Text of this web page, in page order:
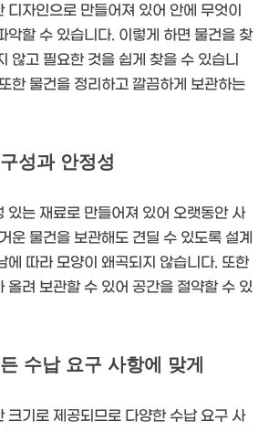
디자인으로 만들어져 있어 안에 무엇이
악할 수 있습니다. 이렇게 하면 물건을 찾
않고 필요한 것을 쉽게 찾을 수 있습니
한 물건을 정리하고 깔끔하게 보관하는
성과 안정성
있는 재료로 만들어져 있어 오랫동안 사
운 물건을 보관해도 견딜 수 있도록 설계
에 따라 모양이 왜곡되지 않습니다. 또한
올려 보관할 수 있어 공간을 절약할 수 있
수납 요구 사항에 맞게
크기로 제공되므로 다양한 수납 요구 사